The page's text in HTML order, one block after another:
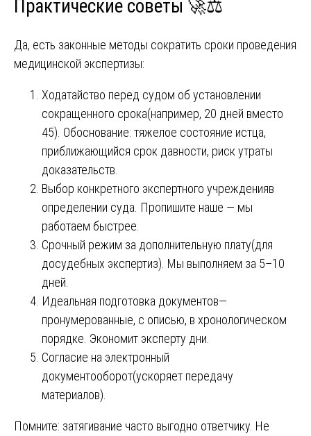
Практические советы 🚀⚖️
Да, есть законные методы сократить сроки проведения
медицинской экспертизы:
Ходатайство перед судом об установлении
сокращенного срока(например, 20 дней вместо
45). Обоснование: тяжелое состояние истца,
приближающийся срок давности, риск утраты
доказательств.
Выбор конкретного экспертного учрежденияв
определении суда. Пропишите наше — мы
работаем быстрее.
Срочный режим за дополнительную плату(для
досудебных экспертиз). Мы выполняем за 5–10
дней.
Идеальная подготовка документов—
пронумерованные, с описью, в хронологическом
порядке. Экономит эксперту дни.
Согласие на электронный
документооборот(ускоряет передачу
материалов).
Помните: затягивание часто выгодно ответчику. Не